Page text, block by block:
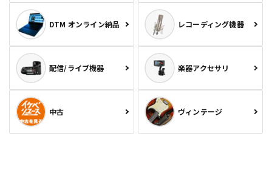
DTM オンライン納品 レコーディング機器
配信/ライブ機器 楽器アクセサリ
中古 ヴィンテージ